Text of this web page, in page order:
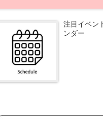
注目イベン
ンダー